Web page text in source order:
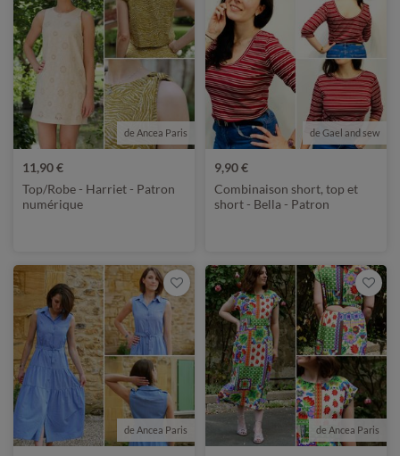
de Ancea Paris
11,90 €
Top/Robe - Harriet - Patron
numérique
de Gael and sew
9,90 €
Combinaison short, top et
short - Bella - Patron
de Ancea Paris de Ancea Paris